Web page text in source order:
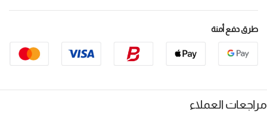
طرق دفع أمنة
مراجعات العملاء